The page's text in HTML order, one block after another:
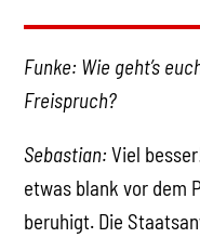
Funke: Wie geht’s
Freispruch?
Sebastian: Viel
etwas blank vor dem
beruhigt. Die